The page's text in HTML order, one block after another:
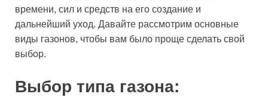
времени, сил и средств на его создание и
дальнейший уход. Давайте рассмотрим основные
виды газонов, чтобы вам было проще сделать свой
выбор.
Выбор типа газона: